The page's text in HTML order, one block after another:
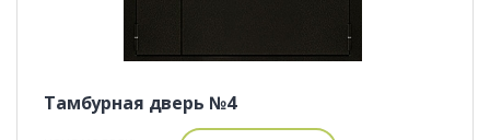
Тамбурная дверь №4